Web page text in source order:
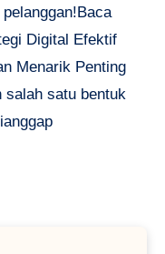
Digital Efektif
Menarik Penting
salah satu bentuk